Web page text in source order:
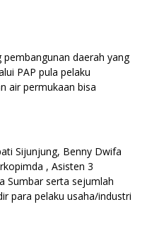
pembangunan daerah yang
PAP pula pelaku
air permukaan bisa
Sijunjung, Benny Dwifa
, Asisten 3
Sumbar serta sejumlah
para pelaku usaha/industri